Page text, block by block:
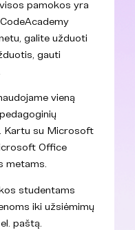
pamokos yra
galite užduoti
gauti
vieną
Kartu su Microsoft
Office
metams.
studentams
iki užsiėmimų
paštą.